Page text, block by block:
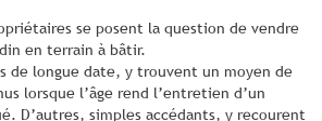
se posent la question de vendre
en terrain à bâtir.
de longue date, y trouvent un moyen de
lorsque l’âge rend l’entretien d’un
D’autres, simples accédants, y recourent